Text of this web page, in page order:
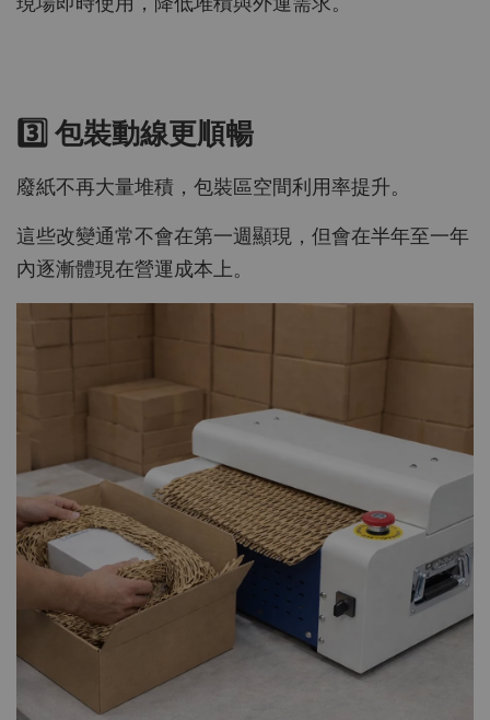
3️⃣ 包裝動線更順暢
廢紙不再大量堆積，包裝區空間利用率提升。
這些改變通常不會在第一週顯現，但會在半年至一年
內逐漸體現在營運成本上。